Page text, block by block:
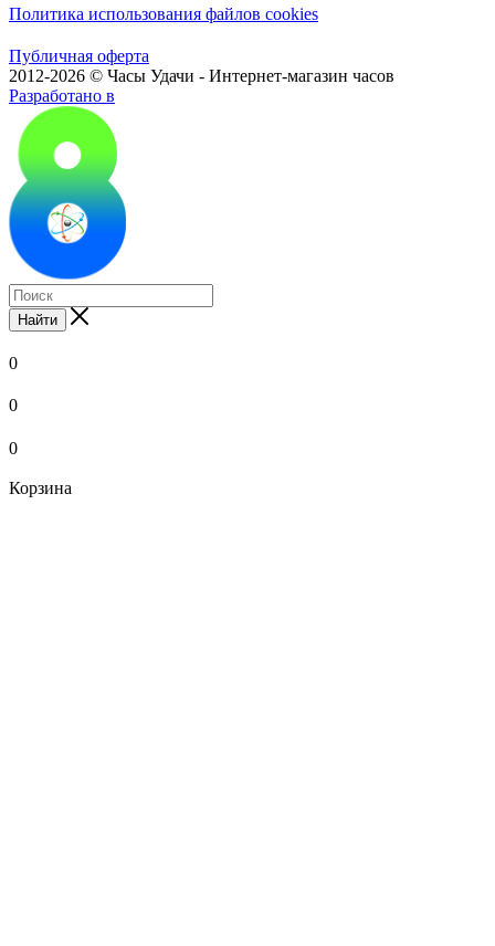
Политика использования файлов cookies
Публичная оферта
2012-2026 © Часы Удачи - Интернет-магазин часов
Разработано в
Найти
0
0
0
Корзина